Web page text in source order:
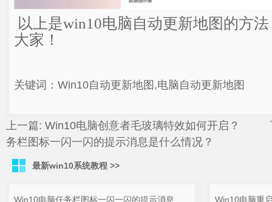
以上是win10电脑自动更新地图的方
大家！
关键词：Win10自动更新地图,电脑自动更新地图
上一篇: Win10电脑创意者毛玻璃特效如何开启？
下
务栏图标一闪一闪的提示消息是什么情况？
最新win10系统教程 >>
Win10电脑任务栏图标一闪一闪的提示消息 Win10电脑重